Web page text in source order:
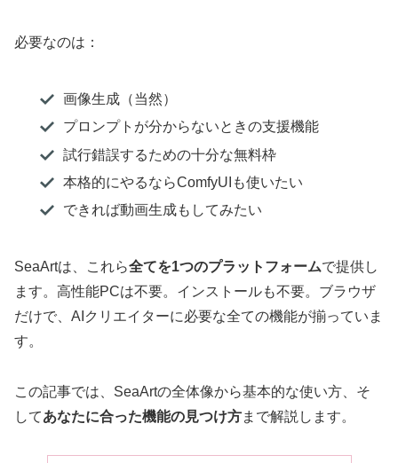
必要なのは：
画像生成（当然）
プロンプトが分からないときの支援機能
試行錯誤するための十分な無料枠
本格的にやるならComfyUIも使いたい
できれば動画生成もしてみたい
SeaArtは、これら全てを1つのプラットフォームで提供し
ます。高性能PCは不要。インストールも不要。ブラウザ
だけで、AIクリエイターに必要な全ての機能が揃っていま
す。
この記事では、SeaArtの全体像から基本的な使い方、そ
してあなたに合った機能の見つけ方まで解説します。